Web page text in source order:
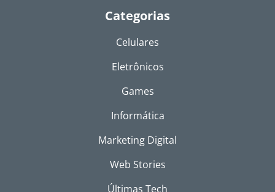
Categorias
Celulares
Eletrônicos
Games
Informática
Marketing Digital
Web Stories
Últimas Tech